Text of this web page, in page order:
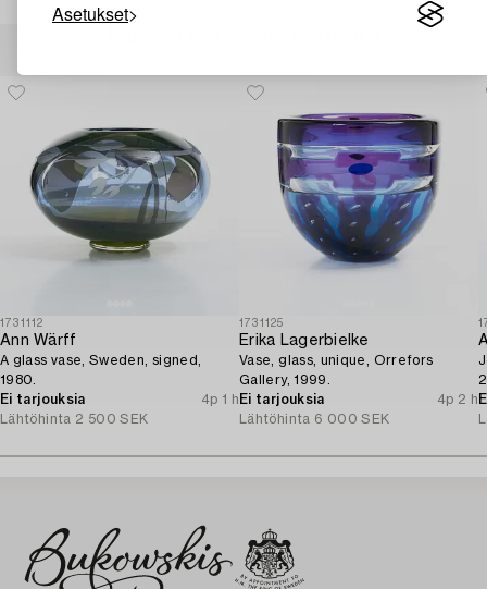
Asetukset
1731112
Ann Wärff
A glass vase, Sweden, signed,
1980.
Ei tarjouksia
4p 1 h
Lähtöhinta 2 500 SEK
1731125
Erika Lagerbielke
Vase, glass, unique, Orrefors
Gallery, 1999.
Ei tarjouksia
4p 2 h
Lähtöhinta 6 000 SEK